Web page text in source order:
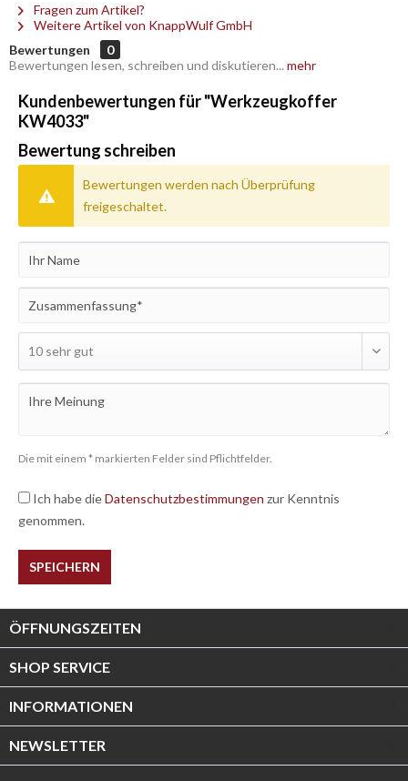
Fragen zum Artikel?
Weitere Artikel von KnappWulf GmbH
Bewertungen
0
Bewertungen lesen, schreiben und diskutieren... mehr
Kundenbewertungen für "Werkzeugkoffer
KW4033"
Bewertung schreiben
Bewertungen werden nach Überprüfung
freigeschaltet.
Die mit einem * markierten Felder sind Pflichtfelder.
Ich habe dieDatenschutzbestimmungen zur Kenntnis
genommen.
SPEICHERN
ÖFFNUNGSZEITEN
SHOP SERVICE
INFORMATIONEN
NEWSLETTER